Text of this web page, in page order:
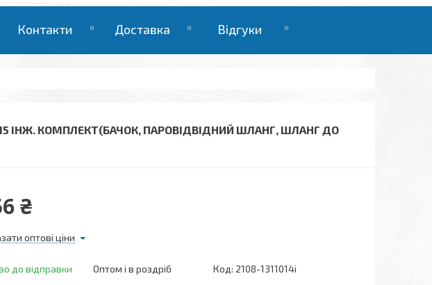
Контакти Доставка Відгуки
ІНЖ. КОМПЛЕКТ(БАЧОК, ПАРОВІДВІДНИЙ ШЛАНГ, ШЛАНГ ДО
₴
оптові ціни
до відправки Оптом і в роздріб Код: 2108-1311014i